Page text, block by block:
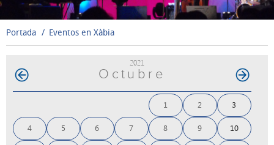
РУССКИЙ
Portada Eventos en Xàbia
2021
Octubre
1 2 3
4 5 6 7 8 9 10